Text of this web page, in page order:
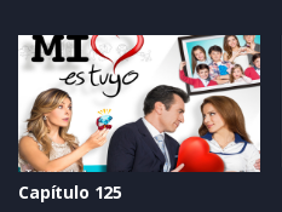
Capítulo 125